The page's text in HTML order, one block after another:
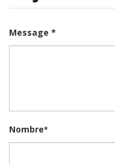
Message *
Nombre*